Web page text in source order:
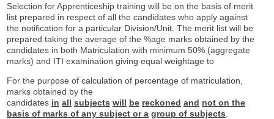
Selection for Apprenticeship training will be on the basis of merit
list prepared in respect of all the candidates who apply against
the notification for a particular Division/Unit. The merit list will be
prepared taking the average of the %age marks obtained by the
candidates in both Matriculation with minimum 50% (aggregate
marks) and ITI examination giving equal weightage to
For the purpose of calculation of percentage of matriculation,
marks obtained by the
candidates in all subjects will be reckoned and not on the
basis of marks of any subject or a group of subjects